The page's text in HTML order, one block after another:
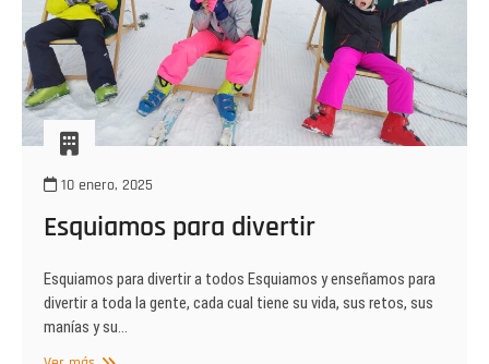
10 enero, 2025
Esquiamos para divertir
Esquiamos para divertir a todos Esquiamos y enseñamos para
divertir a toda la gente, cada cual tiene su vida, sus retos, sus
manías y su…